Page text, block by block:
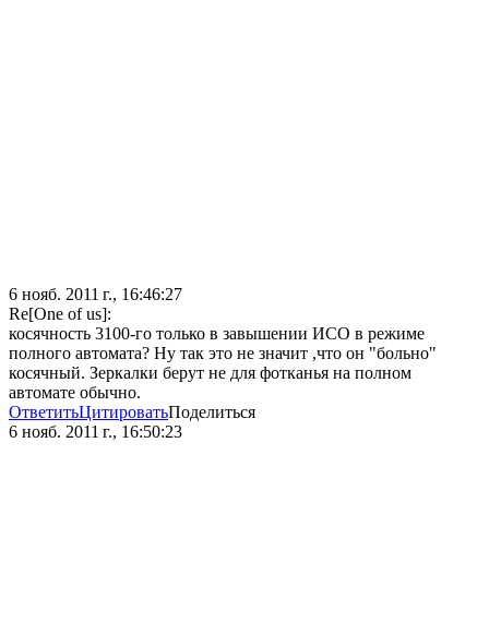
6 нояб. 2011 г., 16:46:27
Re[One of us]:
косячность 3100-го только в завышении ИСО в режиме
полного автомата? Ну так это не значит ,что он "больно"
косячный. Зеркалки берут не для фотканья на полном
автомате обычно.
ОтветитьЦитироватьПоделиться
6 нояб. 2011 г., 16:50:23